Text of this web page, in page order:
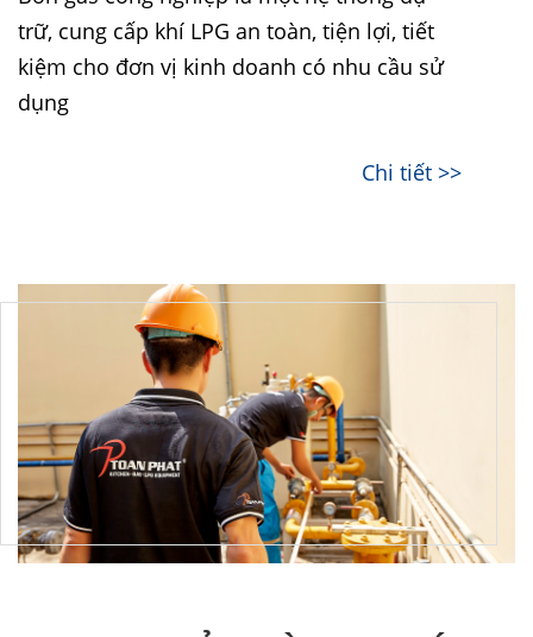
trữ, cung cấp khí LPG an toàn, tiện lợi, tiết
kiệm cho đơn vị kinh doanh có nhu cầu sử
dụng
Chi tiết >>